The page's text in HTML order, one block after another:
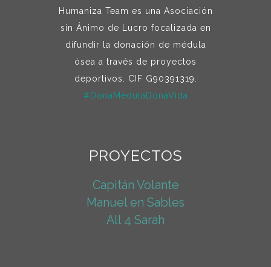
Humaniza Team es una Asociación
sin Ánimo de Lucro focalizada en
difundir la donación de médula
ósea a través de proyectos
deportivos. CIF G90391319.
#DonaMédulaDonaVida
PROYECTOS
Capitán Volante
Manuel en Sables
All 4 Sarah